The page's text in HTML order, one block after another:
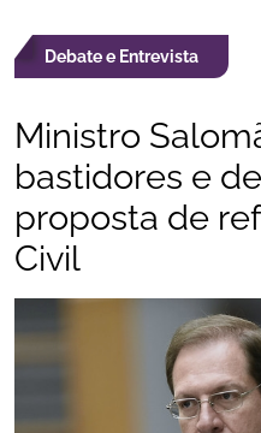
Debate e Entrevista
Ministro
bastidores e
proposta de
Civil